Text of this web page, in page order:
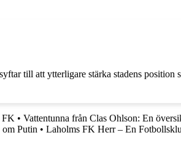
till att ytterligare stärka stadens
FK • Vattentunna från Clas Ohlson: En
om Putin • Laholms FK Herr – En